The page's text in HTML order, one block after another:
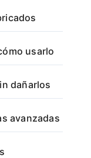
usarlo
dañarlos
avanzadas